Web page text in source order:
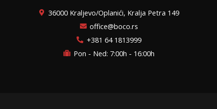
36000 Kraljevo/Oplanići, Kralja Petra 149
office@boco.rs
+381 64 1813999
Pon - Ned: 7:00h - 16:00h